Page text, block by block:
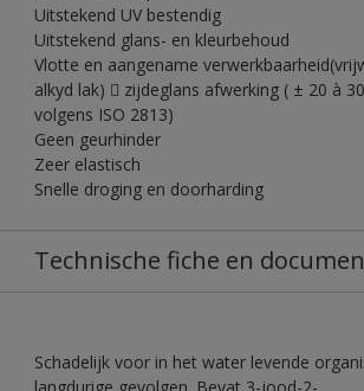
Uitstekend UV bestendig
Uitstekend glans- en kleurbehoud
Vlotte en aangename
alkyd lak)  zijdeglans afwerking ( ± 20 à
volgens ISO 2813)
Geen geurhinder
Zeer elastisch
Snelle droging en doorharding
Technische fiche en
Schadelijk voor in het water levende